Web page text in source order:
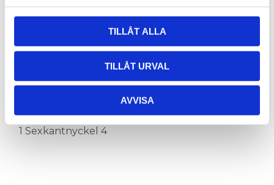
TILLÅT ALLA
TILLÅT URVAL
AVVISA
1 Monteringsplatta VESA, avtagbar
1 Monteringsfläns
1 Monteringsadapter
1 Monterings skruv, DIN 6912 - M8 x 25
2 Monterings skruv, DIN 6912 - M8 x 16
1 Sexkantnyckel 3
1 Sexkantnyckel 4